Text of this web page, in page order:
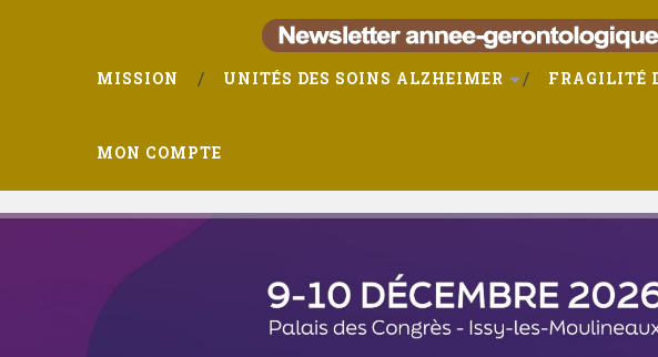
MISSION UNITÉS DES SOINS ALZHEIMER FRAGILITÉ
MON COMPTE